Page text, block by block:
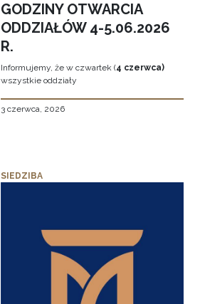
GODZINY OTWARCIA
ODDZIAŁÓW 4-5.06.2026
R.
Informujemy, że w czwartek (4 czerwca)
wszystkie oddziały
3 czerwca, 2026
SIEDZIBA